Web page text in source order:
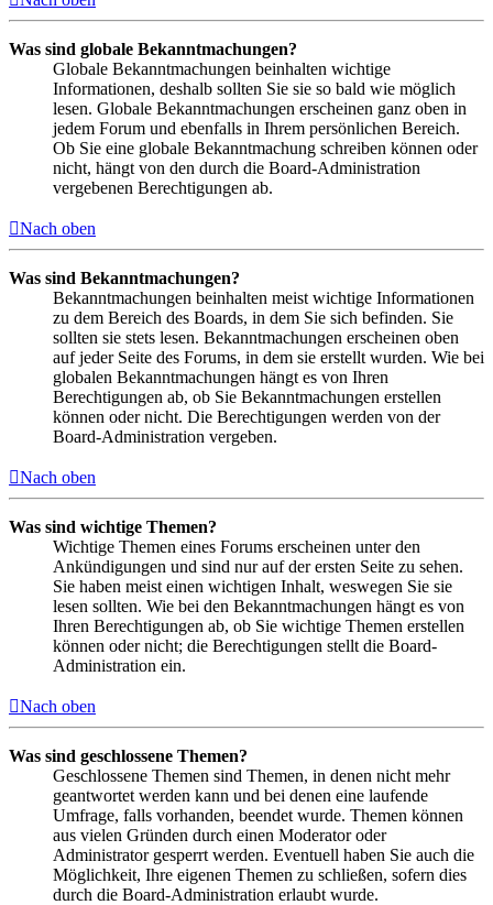
Was sind globale Bekanntmachungen?
Globale Bekanntmachungen beinhalten wichtige
Informationen, deshalb sollten Sie sie so bald wie möglich
lesen. Globale Bekanntmachungen erscheinen ganz oben in
jedem Forum und ebenfalls in Ihrem persönlichen Bereich.
Ob Sie eine globale Bekanntmachung schreiben können oder
nicht, hängt von den durch die Board-Administration
vergebenen Berechtigungen ab.
Nach oben
Was sind Bekanntmachungen?
Bekanntmachungen beinhalten meist wichtige Informationen
zu dem Bereich des Boards, in dem Sie sich befinden. Sie
sollten sie stets lesen. Bekanntmachungen erscheinen oben
auf jeder Seite des Forums, in dem sie erstellt wurden. Wie bei
globalen Bekanntmachungen hängt es von Ihren
Berechtigungen ab, ob Sie Bekanntmachungen erstellen
können oder nicht. Die Berechtigungen werden von der
Board-Administration vergeben.
Nach oben
Was sind wichtige Themen?
Wichtige Themen eines Forums erscheinen unter den
Ankündigungen und sind nur auf der ersten Seite zu sehen.
Sie haben meist einen wichtigen Inhalt, weswegen Sie sie
lesen sollten. Wie bei den Bekanntmachungen hängt es von
Ihren Berechtigungen ab, ob Sie wichtige Themen erstellen
können oder nicht; die Berechtigungen stellt die Board-
Administration ein.
Nach oben
Was sind geschlossene Themen?
Geschlossene Themen sind Themen, in denen nicht mehr
geantwortet werden kann und bei denen eine laufende
Umfrage, falls vorhanden, beendet wurde. Themen können
aus vielen Gründen durch einen Moderator oder
Administrator gesperrt werden. Eventuell haben Sie auch die
Möglichkeit, Ihre eigenen Themen zu schließen, sofern dies
durch die Board-Administration erlaubt wurde.